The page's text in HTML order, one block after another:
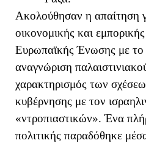
Ακολούθησαν η απαίτηση
οικονομικής και
Ευρωπαϊκής Ένωσης με το
αναγνώριση
χαρακτηρισμός των
κυβέρνησης με τον
«ντροπιαστικών». Ένα
πολιτικής παραδόθηκε